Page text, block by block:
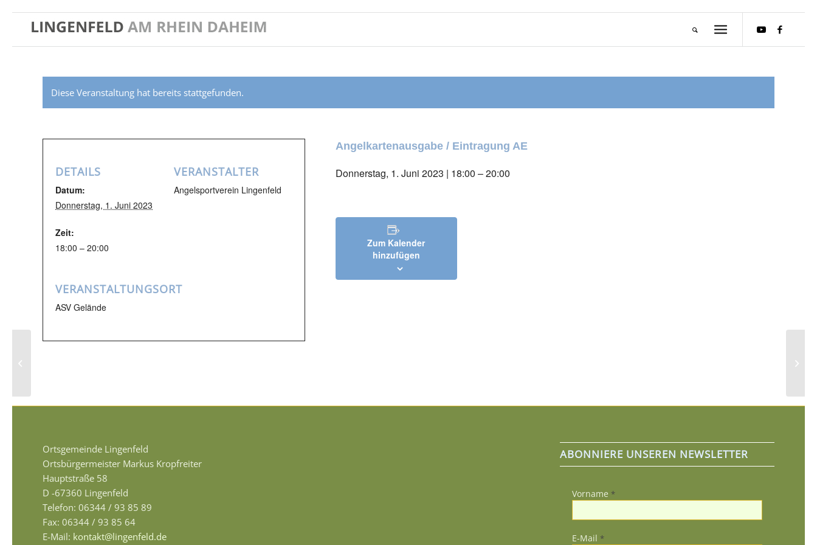
Diese Veranstaltung hat bereits stattgefunden.
Angelkartenausgabe / Eintragung AE
Donnerstag, 1. Juni 2023 | 18:00 –20:00
Zum Kalender
hinzufügen
DETAILS
Datum:
Donnerstag, 1. Juni 2023
Zeit:
18:00 – 20:00
VERANSTALTER
Angelsportverein Lingenfeld
VERANSTALTUNGSORT
ASV Gelände
Ortsgemeinde Lingenfeld
Ortsbürgermeister Markus Kropfreiter
Hauptstraße 58
D -67360 Lingenfeld
Telefon: 06344 / 93 85 89
Fax: 06344 / 93 85 64
E-Mail: kontakt@lingenfeld.de
ABONNIERE UNSEREN NEWSLETTER
Vorname *
E-Mail *